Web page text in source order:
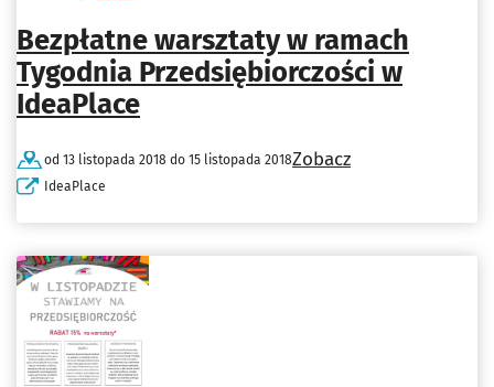
Bezpłatne warsztaty w ramach
Tygodnia Przedsiębiorczości w
IdeaPlace
od 13 listopada 2018 do 15 listopada 2018
IdeaPlace
Zobacz